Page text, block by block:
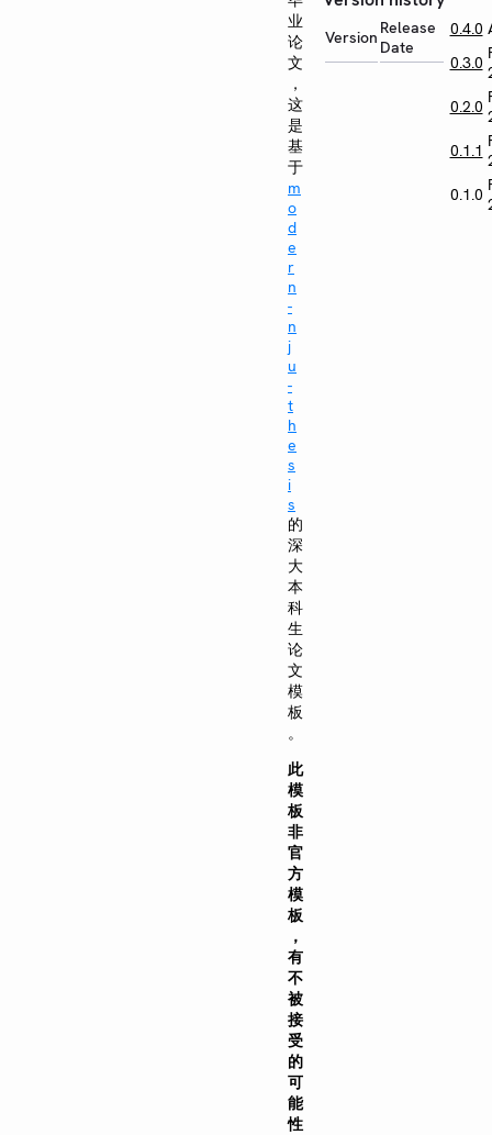
业
论
文
，
这
是
基
于
m
o
d
e
r
n
-
n
j
u
-
t
h
e
s
i
s
的
深
大
本
科
生
论
文
模
板
。
此
模
板
非
官
方
模
板
，
有
不
被
接
受
的
可
能
性
Version Release
Date
0.4.0
0.3.0
0.2.0
0.1.1
0.1.0